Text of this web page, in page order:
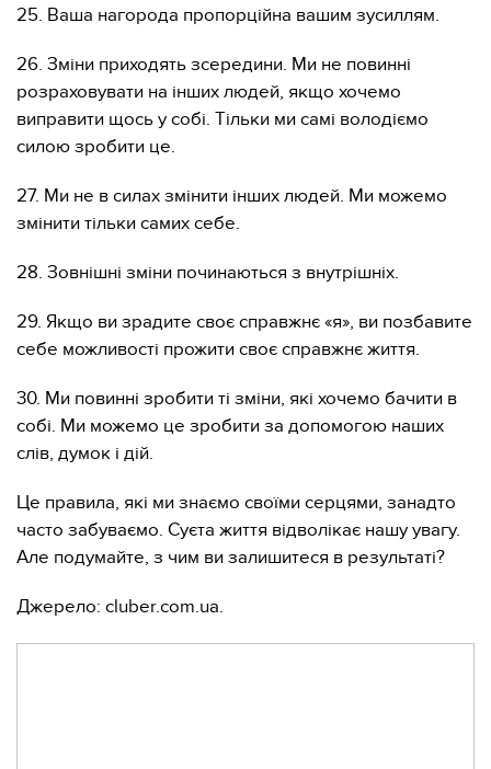
25. Ваша нагорода пропорційна вашим зусиллям.
26. Зміни приходять зсередини. Ми не повинні
розраховувати на інших людей, якщо хочемо
виправити щось у собі. Тільки ми самі володіємо
силою зробити це.
27. Ми не в силах змінити інших людей. Ми можемо
змінити тільки самих себе.
28. Зовнішні зміни починаються з внутрішніх.
29. Якщо ви зрадите своє справжнє «я», ви позбавите
себе можливості прожити своє справжнє життя.
30. Ми повинні зробити ті зміни, які хочемо бачити в
собі. Ми можемо це зробити за допомогою наших
слів, думок і дій.
Це правила, які ми знаємо своїми серцями, занадто
часто забуваємо. Суєта життя відволікає нашу увагу.
Але подумайте, з чим ви залишитеся в результаті?
Джерело: cluber.com.ua.